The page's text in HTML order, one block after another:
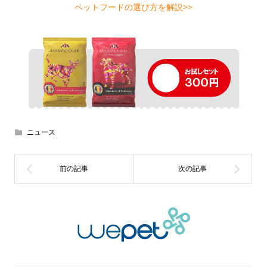
ペットフードの選び方を解説>>
ニュース